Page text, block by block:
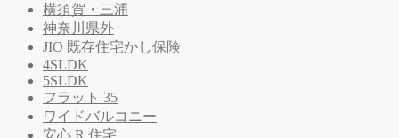
横須賀・三浦
神奈川県外
JIO 既存住宅かし保険
4SLDK
5SLDK
フラット 35
ワイドバルコニー